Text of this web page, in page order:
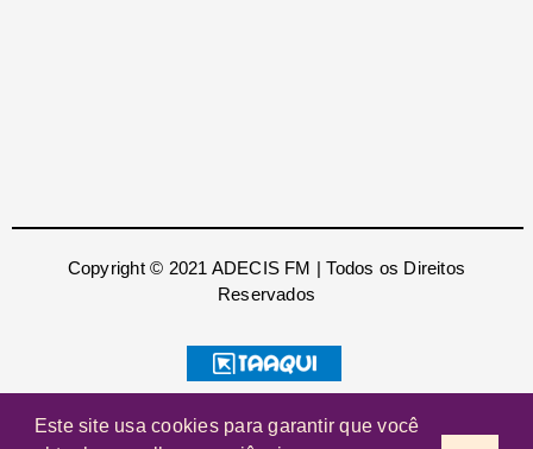
Este site usa cookies para garantir que você
Copyright © 2021 ADECIS FM | Todos os Direitos
Reservados